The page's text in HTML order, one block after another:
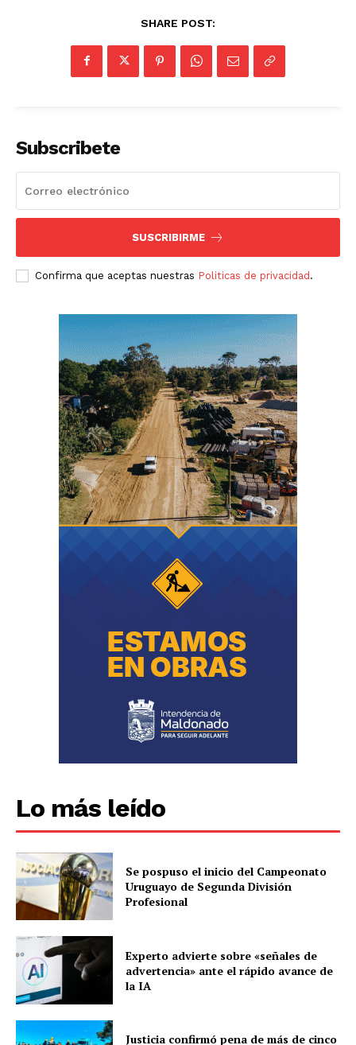
SHARE POST:
Subscribete
SUSCRIBIRME
Confirma que aceptas nuestras Politicas de privacidad.
Lo más leído
Se pospuso el inicio del Campeonato
Uruguayo de Segunda División
Profesional
Experto advierte sobre «señales de
advertencia» ante el rápido avance de
la IA
Justicia confirmó pena de más de cinco